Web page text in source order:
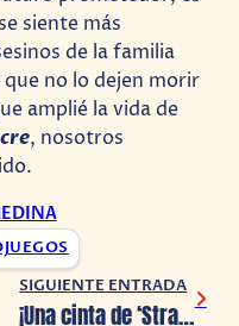
siente más
de la familia
no lo dejen morir
amplié la vida de
, nosotros
SIGUIENTE ENTRADA
¡Una cinta de ‘Stray’ está en desarrollo!